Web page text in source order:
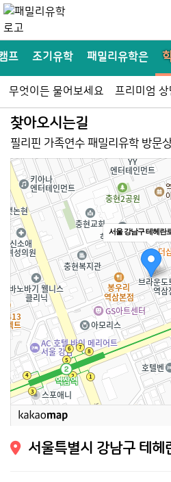
프 조기유학 패밀리유학은
무엇이든 물어보세요 프리미엄 상
찾아오시는길
필리핀 가족연수 패밀리유학 방문
서울 강남구 테헤란
서울특별시 강남구 테